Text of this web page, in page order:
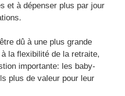
et à dépenser plus par jour
dû à une plus grande
la flexibilité de la retraite,
importante: les baby-
plus de valeur pour leur